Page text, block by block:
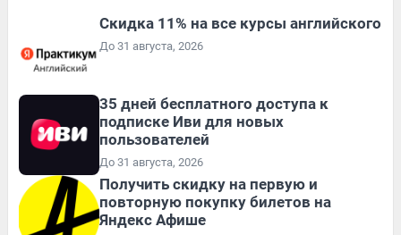
Скидка 11% на все курсы английского
До 31 августа, 2026
35 дней бесплатного доступа к
подписке Иви для новых
пользователей
До 31 августа, 2026
Получить скидку на первую и
повторную покупку билетов на
Яндекс Афише